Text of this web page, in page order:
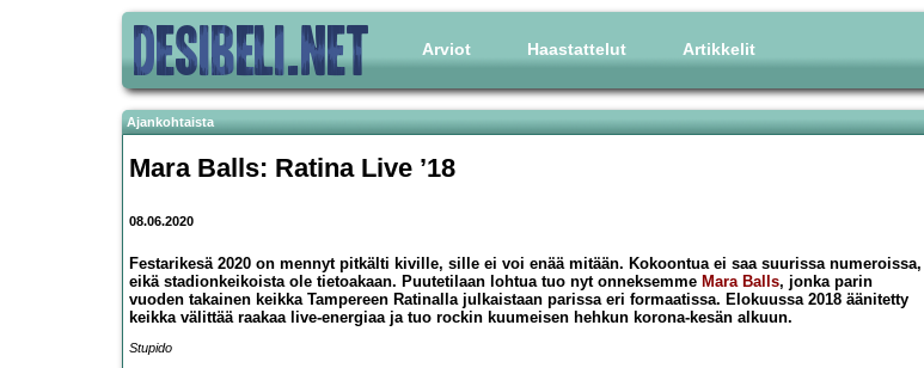
Arviot Haastattelut Artikkelit
Ajankohtaista
Mara Balls: Ratina Live ’18
08.06.2020
Festarikesä 2020 on mennyt pitkälti kiville, sille ei voi enää mitään. Kokoontua ei saa suurissa numeroissa,
eikä stadionkeikoista ole tietoakaan. Puutetilaan lohtua tuo nyt onneksemme Mara Balls, jonka parin
vuoden takainen keikka Tampereen Ratinalla julkaistaan parissa eri formaatissa. Elokuussa 2018 äänitetty
keikka välittää raakaa live-energiaa ja tuo rockin kuumeisen hehkun korona-kesän alkuun.
Stupido